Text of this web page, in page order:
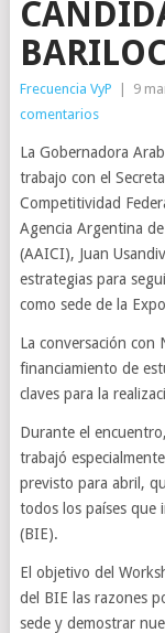
Frecuencia VyP 9
comentarios
La Gobernadora
trabajo con el
Competitividad
Agencia Argentina
(AAICI), Juan
estrategias para
como sede de la
La conversación con
financiamiento de
claves para la
Durante el
trabajó
previsto para abril,
todos los países que
(BIE).
El objetivo del
del BIE las razones
sede y demostrar